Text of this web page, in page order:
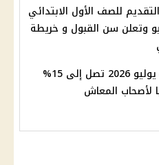
للصف الأول الابتدائي
وتعلن سن القبول و خريطة
زيادة معاشات يوليو 2026 تصل إلى 15%
لأصحاب المعاش